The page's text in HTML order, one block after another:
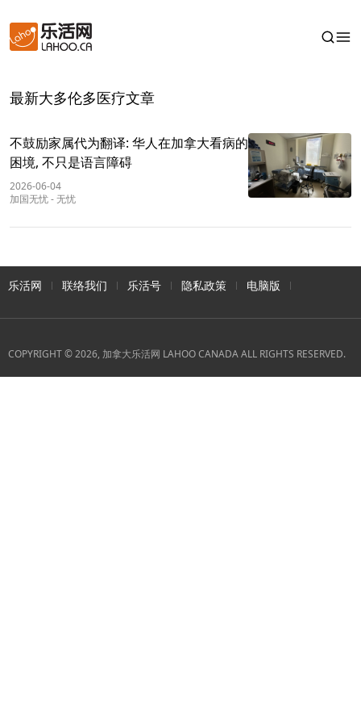
最新大多伦多医疗文章
不鼓励家属代为翻译: 华人在加拿大看病的
困境, 不只是语言障碍
2026-06-04
加国无忧-无忧
乐活网 联络我们 乐活号 隐私政策 电脑版
COPYRIGHT © 2026, 加拿大乐活网 LAHOO CANADA ALL RIGHTS RESERVED.